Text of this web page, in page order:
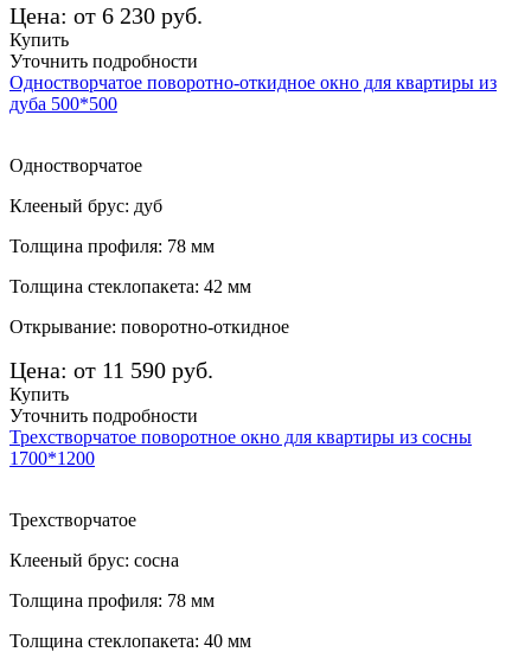
Цена: от 6 230 руб.
Купить
Уточнить подробности
Одностворчатое поворотно-откидное окно для квартиры из
дуба 500*500
Одностворчатое
Клееный брус: дуб
Толщина профиля: 78 мм
Толщина стеклопакета: 42 мм
Открывание: поворотно-откидное
Цена: от 11 590 руб.
Купить
Уточнить подробности
Трехстворчатое поворотное окно для квартиры из сосны
1700*1200
Трехстворчатое
Клееный брус: сосна
Толщина профиля: 78 мм
Толщина стеклопакета: 40 мм